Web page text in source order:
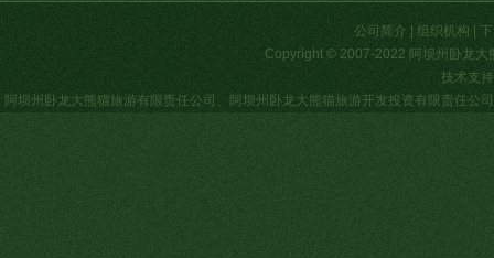
公司简介 组织机构
Copyright © 2007-2022 阿坝州卧龙
技术支
阿坝州卧龙大熊猫旅游有限责任公司
阿坝州卧龙大熊猫旅游开发投资有限责任公司